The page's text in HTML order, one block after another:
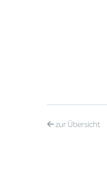
zurÜbersicht